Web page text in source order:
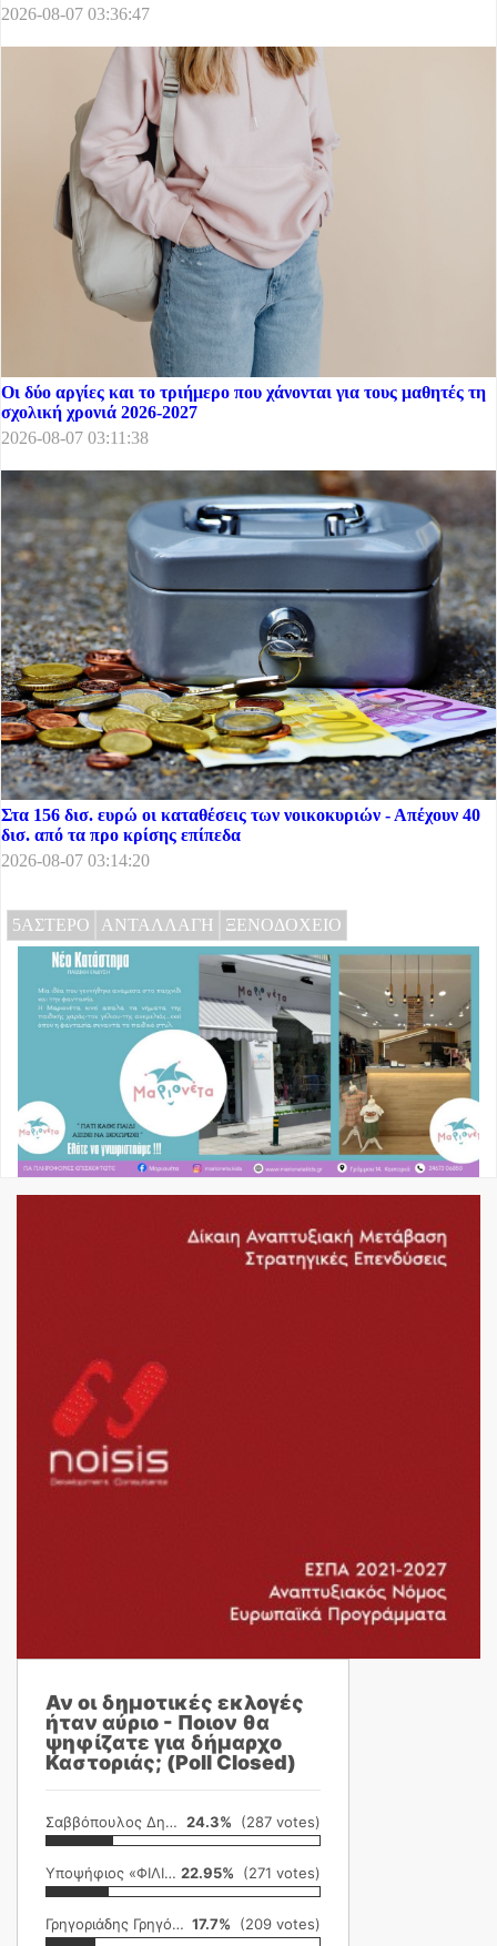
2026-08-07 03:36:47
Οι δύο αργίες και το τριήμερο που χάνονται για τους μαθητές τη
σχολική χρονιά 2026-2027
2026-08-07 03:11:38
Στα 156 δισ. ευρώ οι καταθέσεις των νοικοκυριών - Απέχουν 40
δισ. από τα προ κρίσης επίπεδα
2026-08-07 03:14:20
5ΑΣΤΕΡΟ ΑΝΤΑΛΛΑΓΗ ΞΕΝΟΔΟΧΕΙΟ
Αν οι δημοτικές εκλογές
ήταν αύριο - Ποιον θα
ψηφίζατε για δήμαρχο
Καστοριάς; (Poll Closed)
Σαββόπουλος Δημήτρης 24.3% (287 votes)
Υποψήφιος «ΦΙΛΙΚΗ ΕΤΑΙΡΕΙΑ» 22.95% (271 votes)
Γρηγοριάδης Γρηγόρης 17.7% (209 votes)